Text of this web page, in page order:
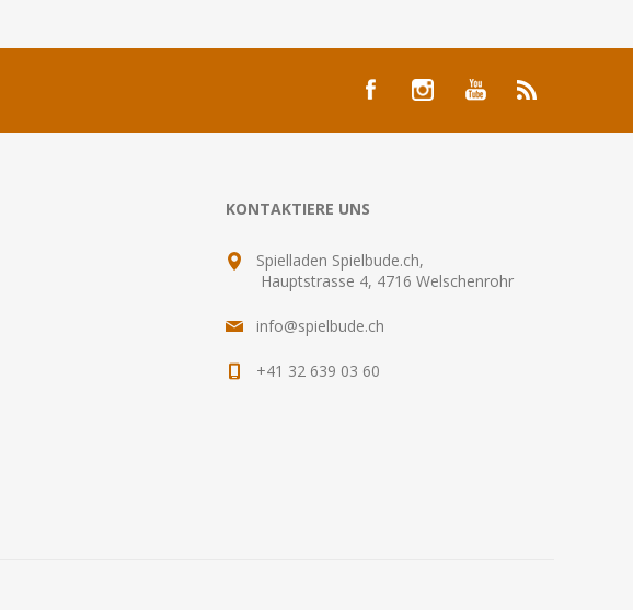
KONTAKTIERE UNS
Spielladen Spielbude.ch,
Hauptstrasse 4, 4716 Welschenrohr
info@spielbude.ch
+41 32 639 03 60